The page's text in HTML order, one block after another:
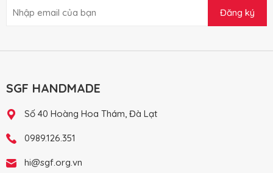
Đăng ký
SGF HANDMADE
Số 40 Hoàng Hoa Thám, Đà Lạt
0989.126.351
hi@sgf.org.vn